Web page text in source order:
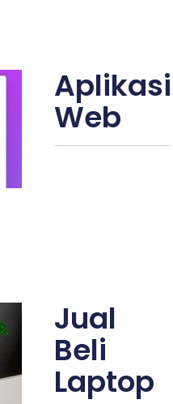
Aplikasi
Web
Jual
Beli
Laptop